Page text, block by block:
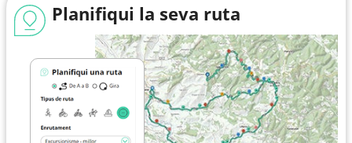
Planifiqui la seva ruta